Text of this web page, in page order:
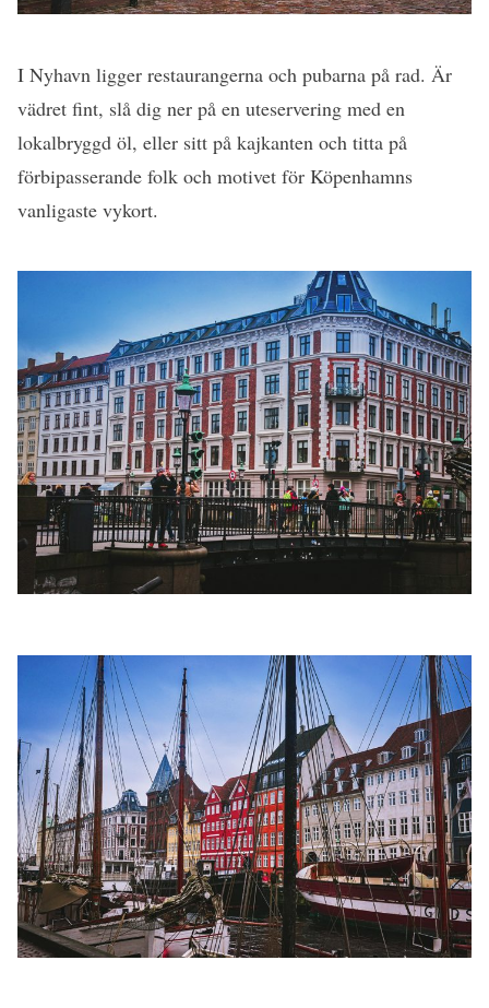
I Nyhavn ligger restaurangerna och pubarna på rad. Är
vädret fint, slå dig ner på en uteservering med en
lokalbryggd öl, eller sitt på kajkanten och titta på
förbipasserande folk och motivet för Köpenhamns
vanligaste vykort.